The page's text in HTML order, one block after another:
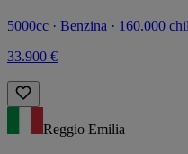
5000cc · Benzina · 160.000
33.900 €
Reggio Emilia